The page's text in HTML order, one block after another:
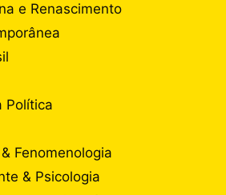
e Renascimento
Política
Fenomenologia
& Psicologia